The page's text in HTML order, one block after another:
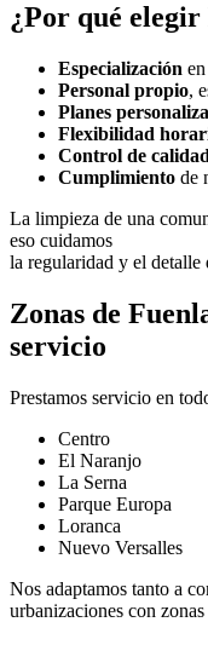
¿Por qué
Especialización
Personal propio,
Planes
Flexibilidad
Control de calidad
Cumplimiento de
La limpieza de una
eso cuidamos
la regularidad y el detalle
Zonas de
servicio
Prestamos servicio en
Centro
El Naranjo
La Serna
Parque Europa
Loranca
Nuevo Versalles
Nos adaptamos tanto a
urbanizaciones con